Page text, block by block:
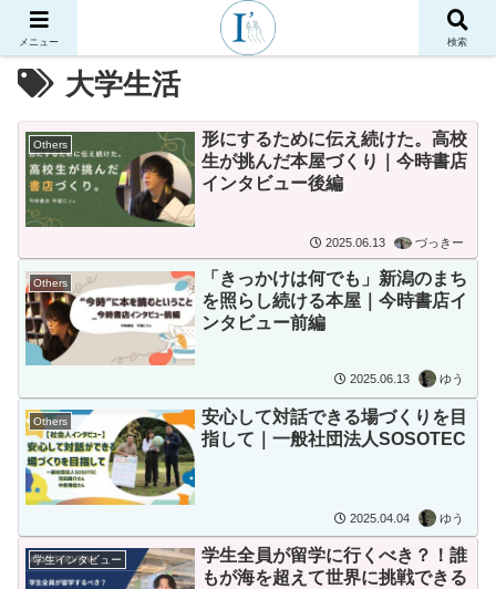
大学生活
Others
形にするために伝え続けた。高校
生が挑んだ本屋づくり｜今時書店
インタビュー後編
2025.06.13 づっきー
Others
「きっかけは何でも」新潟のまち
を照らし続ける本屋｜今時書店イ
ンタビュー前編
2025.06.13 ゆう
Others
安心して対話できる場づくりを目
指して｜一般社団法人SOSOTEC
2025.04.04 ゆう
学生インタビュー
学生全員が留学に行くべき？！誰
もが海を超えて世界に挑戦できる
メニュー 検索